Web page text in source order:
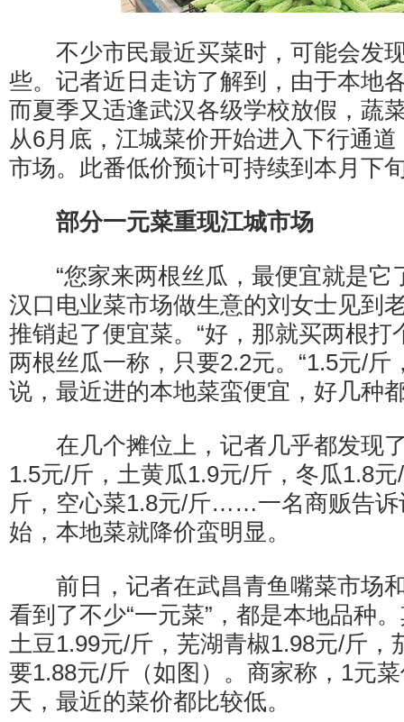
不少市民最近买菜时，可能会发
些。记者近日走访了解到，由于本地
而夏季又适逢武汉各级学校放假，蔬
从6月底，江城菜价开始进入下行通道
市场。此番低价预计可持续到本月下
部分一元菜重现江城市场
“您家来两根丝瓜，最便宜就是它
汉口电业菜市场做生意的刘女士见到
推销起了便宜菜。“好，那就买两根打
两根丝瓜一称，只要2.2元。“1.5元/斤
说，最近进的本地菜蛮便宜，好几种
在几个摊位上，记者几乎都发现了
1.5元/斤，土黄瓜1.9元/斤，冬瓜1.8
斤，空心菜1.8元/斤……一名商贩告诉
始，本地菜就降价蛮明显。
前日，记者在武昌青鱼嘴菜市场
看到了不少“一元菜”，都是本地品种
土豆1.99元/斤，芜湖青椒1.98元/斤，
要1.88元/斤（如图）。商家称，1元
天，最近的菜价都比较低。